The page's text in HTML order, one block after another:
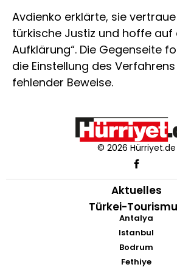
Avdienko erklärte, sie
türkische Justiz und hoffe auf
Aufklärung“. Die Gegenseite
die Einstellung des
fehlender Beweise.
© 2026 Hürriyet.de
Aktuelles
Türkei-
Antalya
Istanbul
Bodrum
Fethiye